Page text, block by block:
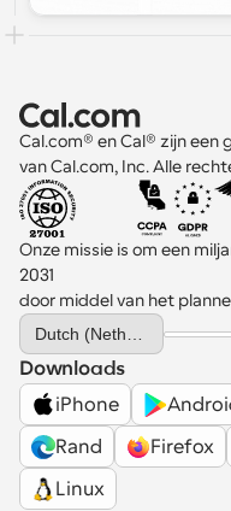
Cal.com® en Cal® zijn een
van Cal.com, Inc. Alle
Onze missie is om een
2031
door middel van het
Select Language
Downloads
iPhone
Rand
Firefox
Linux